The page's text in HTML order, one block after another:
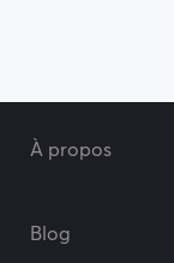
À propos
Blog